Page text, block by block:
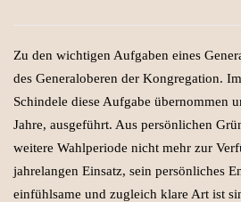
Zu den wichtigen Aufgaben eines
des Generaloberen der Kongregation.
Schindele diese Aufgabe übernommen
Jahre, ausgeführt. Aus persönlichen
weitere Wahlperiode nicht mehr zur
jahrelangen Einsatz, sein persönliches
einfühlsame und zugleich klare Art ist